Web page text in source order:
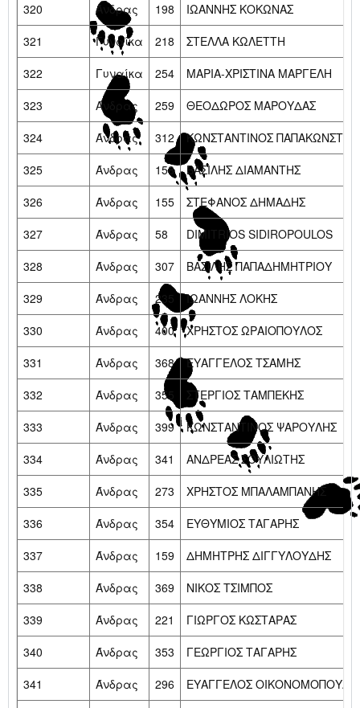
320
Άνδρας 198
ΙΩΑΝΝΗΣ ΚΟΚΩΝΑΣ
321
Γυναίκα 218
ΣΤΕΛΛΑ ΚΩΛΕΤΤΗ
322
Γυναίκα 254
ΜΑΡΙΑ-ΧΡΙΣΤΙΝΑ ΜΑΡΓΕΛΗ
323
Άνδρας 259
ΘΕΟΔΩΡΟΣ ΜΑΡΟΥΔΑΣ
324
Άνδρας 312
ΚΩΝΣΤΑΝΤΙΝΟΣ
325
Άνδρας 158
ΒΑΣΙΛΗΣ ΔΙΑΜΑΝΤΗΣ
326
Άνδρας 155
ΣΤΕΦΑΝΟΣ ΔΗΜΑΔΗΣ
327
Άνδρας 58
DIMITRIOS SIDIROPOULOS
328
Άνδρας 307
ΒΑΣΙΛΗΣ ΠΑΠΑΔΗΜΗΤΡΙΟΥ
329
Άνδρας 235
ΙΩΑΝΝΗΣ ΛΟΚΗΣ
330
Άνδρας 400
ΧΡΗΣΤΟΣ ΩΡΑΙΟΠΟΥΛΟΣ
331
Άνδρας 368
ΕΥΑΓΓΕΛΟΣ ΤΣΑΜΗΣ
332
Άνδρας 355
ΣΤΕΡΓΙΟΣ ΤΑΜΠΕΚΗΣ
333
Άνδρας 399
ΚΩΝΣΤΑΝΤΙΝΟΣ ΨΑΡΟΥΛΗΣ
334
Άνδρας 341
ΑΝΔΡΕΑΣ ΣΟΥΛΙΩΤΗΣ
335
Άνδρας 273
ΧΡΗΣΤΟΣ ΜΠΑΛΑΜΠΑΝΗΣ
336
Άνδρας 354
ΕΥΘΥΜΙΟΣ ΤΑΓΑΡΗΣ
337
Άνδρας 159
ΔΗΜΗΤΡΗΣ ΔΙΓΓΥΛΟΥΔΗΣ
338
Άνδρας 369
ΝΙΚΟΣ ΤΣΙΜΠΟΣ
339
Άνδρας 221
ΓΙΩΡΓΟΣ ΚΩΣΤΑΡΑΣ
340
Άνδρας 353
ΓΕΩΡΓΙΟΣ ΤΑΓΑΡΗΣ
341
Άνδρας 296 ΕΥΑΓΓΕΛΟΣ